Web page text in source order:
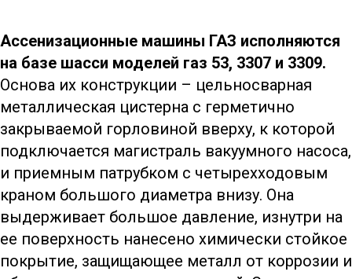
Ассенизационные машины ГАЗ исполняются
на базе шасси моделей газ 53, 3307 и 3309.
Основа их конструкции – цельносварная
металлическая цистерна с герметично
закрываемой горловиной вверху, к которой
подключается магистраль вакуумного насоса,
и приемным патрубком с четырехходовым
краном большого диаметра внизу. Она
выдерживает большое давление, изнутри на
ее поверхность нанесено химически стойкое
покрытие, защищающее металл от коррозии и